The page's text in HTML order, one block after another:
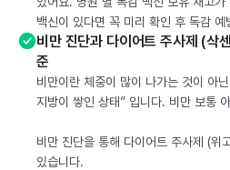
백신이 있다면 꼭 미리 확인 후 독감
비만 진단과 다이어트 주사제 (삭
준
비만이란 체중이 많이 나가는 것이 아
지방이 쌓인 상태” 입니다. 비만 보통
비만 진단을 통해 다이어트 주사제 (위
있습니다.